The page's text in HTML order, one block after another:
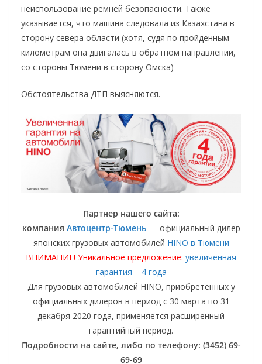
неиспользование ремней безопасности. Также
указывается, что машина следовала из Казахстана в
сторону севера области (хотя, судя по пройденным
километрам она двигалась в обратном направлении,
со стороны Тюмени в сторону Омска)
Обстоятельства ДТП выясняются.
Партнер нашего сайта:
компания Автоцентр-Тюмень— официальный дилер
японских грузовых автомобилей HINO в Тюмени
ВНИМАНИЕ! Уникальное предложение: увеличенная
гарантия – 4 года
Для грузовых автомобилей HINO, приобретенных у
официальных дилеров в период с 30 марта по 31
декабря 2020 года, применяется расширенный
гарантийный период.
Подробности на сайте, либо по телефону: (3452) 69-
69-69